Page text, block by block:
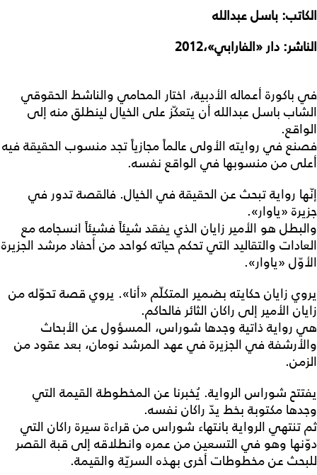
الكاتب: باسل عبدالله
الناشر: دار «الفارابي»،2012
في باكورة أعماله الأدبية، اختار المحامي والناشط الحقوقي
الشاب باسل عبدالله أن يتعكّز على الخيال لينطلق منه إلى
الواقع.
فصنع في روايته الأولى عالماً مجازياً تجد منسوب الحقيقة فيه
أعلى من منسوبها في الواقع نفسه.
إنّها رواية تبحث عن الحقيقة في الخيال. فالقصة تدور في
جزيرة «ياوار».
والبطل هو الأمير زايان الذي يفقد شيئاً فشيئاً انسجامه مع
العادات والتقاليد التي تحكم حياته كواحد من أحفاد مرشد الجزيرة
الأوّل «ياوار».
يروي زايان حكايته بضمير المتكلّم «أنا». يروي قصة تحوّله من
زايان الأمير إلى راكان الثائر فالحاكم.
هي رواية ذاتية وجدها شوراس، المسؤول عن الأبحاث
والأرشفة في الجزيرة في عهد المرشد نومان، بعد عقود من
الزمن.
يفتتح شوراس الرواية. يُخبرنا عن المخطوطة القيمة التي
وجدها مكتوبة بخط يدّ راكان نفسه.
ثم تنتهي الرواية بانتهاء شوراس من قراءة سيرة راكان التي
دوّنها وهو في التسعين من عمره وانطلاقه إلى قبة القصر
للبحث عن مخطوطات أخرى بهذه السريّة والقيمة.